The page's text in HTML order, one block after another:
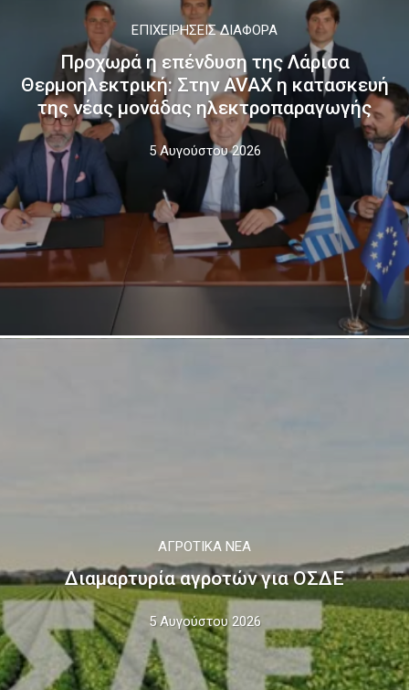
ΕΠΙΧΕΙΡΉΣΕΙΣ ΔΙΆΦΟΡΑ
Προχωρά η επένδυση της Λάρισα
Θερμοηλεκτρική: Στην AVAX η κατασκευή
της νέας μονάδας ηλεκτροπαραγωγής
5 Αυγούστου 2026
ΑΓΡΟΤΙΚΆ ΝΈΑ
Διαμαρτυρία αγροτών για ΟΣΔΕ
5 Αυγούστου 2026